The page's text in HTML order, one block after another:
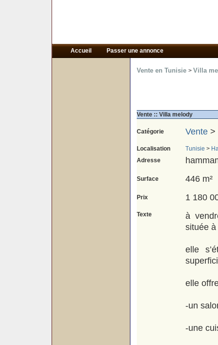
Accueil Passer une annonce
Vente en Tunisie > Villa
Vente :: Villa melody
Catégorie Vente>
Localisation Tunisie >
Adresse
Surface 446 m²
Prix 1 180
Texte
à
située
elle
elle
-un
-une